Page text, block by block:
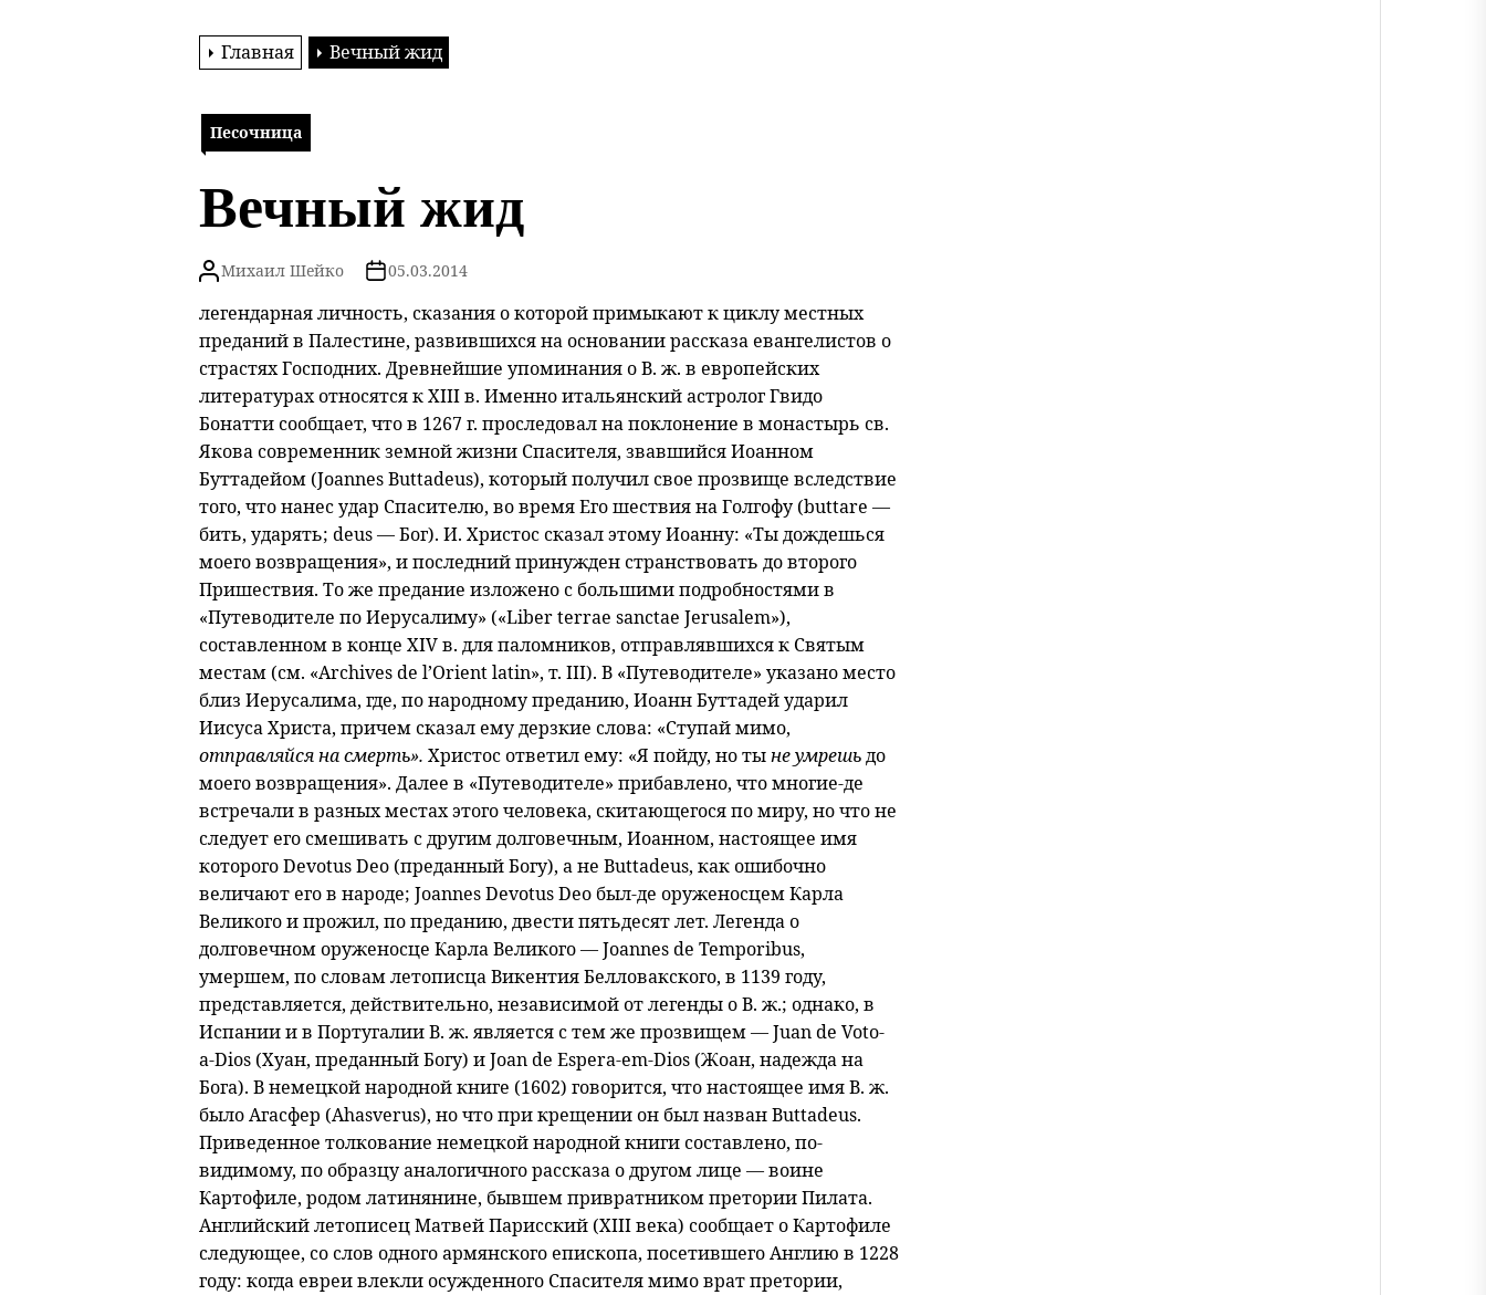
Главная Вечный жид
Песочница
Вечный жид
Михаил Шейко 05.03.2014
легендарная личность, сказания о которой примыкают к циклу местных
преданий в Палестине, развившихся на основании рассказа евангелистов о
страстях Господних. Древнейшие упоминания о В. ж. в европейских
литературах относятся к XIII в. Именно итальянский астролог Гвидо
Бонатти сообщает, что в 1267 г. проследовал на поклонение в монастырь св.
Якова современник земной жизни Спасителя, звавшийся Иоанном
Буттадейом (Joannes Buttadeus), который получил свое прозвище вследствие
того, что нанес удар Спасителю, во время Его шествия на Голгофу (buttare —
бить, ударять; deus — Бог). И. Христос сказал этому Иоанну: «Ты дождешься
моего возвращения», и последний принужден странствовать до второго
Пришествия. То же предание изложено с большими подробностями в
«Путеводителе по Иерусалиму» («Liber terrae sanctae Jerusalem»),
составленном в конце XIV в. для паломников, отправлявшихся к Святым
местам (см. «Archives de l’Orient latin», т. III). В «Путеводителе» указано место
близ Иерусалима, где, по народному преданию, Иоанн Буттадей ударил
Иисуса Христа, причем сказал ему дерзкие слова: «Ступай мимо,
отправляйся на смерть». Христос ответил ему: «Я пойду, но тыне умрешьдо
моего возвращения». Далее в «Путеводителе» прибавлено, что многие-де
встречали в разных местах этого человека, скитающегося по миру, но что не
следует его смешивать с другим долговечным, Иоанном, настоящее имя
которого Devotus Deo (преданный Богу), а не Buttadeus, как ошибочно
величают его в народе; Joannes Devotus Deo был-де оруженосцем Карла
Великого и прожил, по преданию, двести пятьдесят лет. Легенда о
долговечном оруженосце Карла Великого — Joannes de Temporibus,
умершем, по словам летописца Викентия Белловакского, в 1139 году,
представляется, действительно, независимой от легенды о В. ж.; однако, в
Испании и в Португалии В. ж. является с тем же прозвищем — Juan de Voto-
a-Dios (Хуан, преданный Богу) и Joan de Espera-em-Dios (Жоан, надежда на
Бога). В немецкой народной книге (1602) говорится, что настоящее имя В. ж.
было Агасфер (Ahasverus), но что при крещении он был назван Buttadeus.
Приведенное толкование немецкой народной книги составлено, по-
видимому, по образцу аналогичного рассказа о другом лице — воине
Картофиле, родом латинянине, бывшем привратником претории Пилата.
Английский летописец Матвей Парисский (XIII века) сообщает о Картофиле
следующее, со слов одного армянского епископа, посетившего Англию в 1228
году: когда евреи влекли осужденного Спасителя мимо врат претории,